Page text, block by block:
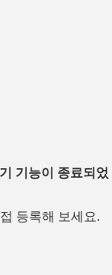
기능이 종료되었
등록해 보세요.